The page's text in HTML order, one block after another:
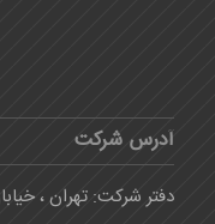
آدرس شرکت
دفتر شرکت: تهران ،